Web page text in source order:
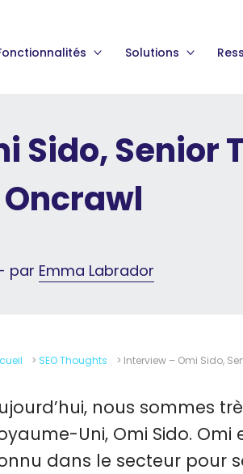
Solutions
Sido, Senior
par Emma Labrador
> SEO Thoughts > Interview – Omi Sido,
nous sommes
Uni, Omi Sido.
dans le secteur pour